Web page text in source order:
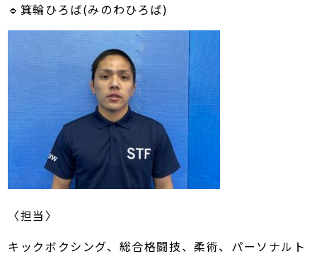
🔹箕輪ひろば(みのわひろば)
〈担当〉
キックボクシング、総合格闘技、柔術、パーソナルト